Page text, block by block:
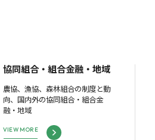
協同組合・組合金融・地域
農協、漁協、森林組合の制度と動
向、国内外の協同組合・組合金
融・地域
VIEW MORE